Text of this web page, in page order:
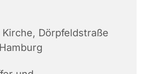
Dörpfeldstraße